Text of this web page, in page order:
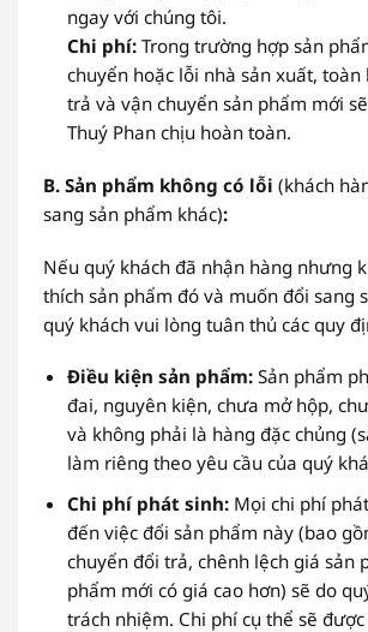
ngay với chúng tôi.
Chi phí:Trong trường hợp sản
chuyển hoặc lỗi nhà sản xuất, toàn
trả và vận chuyển sản phẩm mới
Thuý Phan chịu hoàn toàn.
B. Sản phẩm không có lỗi (khách
sang sản phẩm khác):
Nếu quý khách đã nhận hàng nhưng
thích sản phẩm đó và muốn đổi sang
quý khách vui lòng tuân thủ các quy
Điều kiện sản phẩm:Sản phẩm
đai, nguyên kiện, chưa mở hộp,
và không phải là hàng đặc chủng
làm riêng theo yêu cầu của quý
Chi phí phát sinh:Mọi chi phí
đến việc đổi sản phẩm này (bao
chuyển đổi trả, chênh lệch giá sản
phẩm mới có giá cao hơn) sẽ do
trách nhiệm. Chi phí cụ thể sẽ